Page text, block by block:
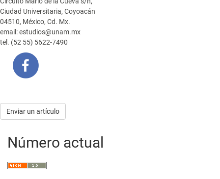
Ciudad Universitaria, Coyoacán
04510, México, Cd. Mx.
email: estudios@unam.mx
tel. (52 55) 5622-7490
Enviar
artículo
Enviar un artículo
Número actual